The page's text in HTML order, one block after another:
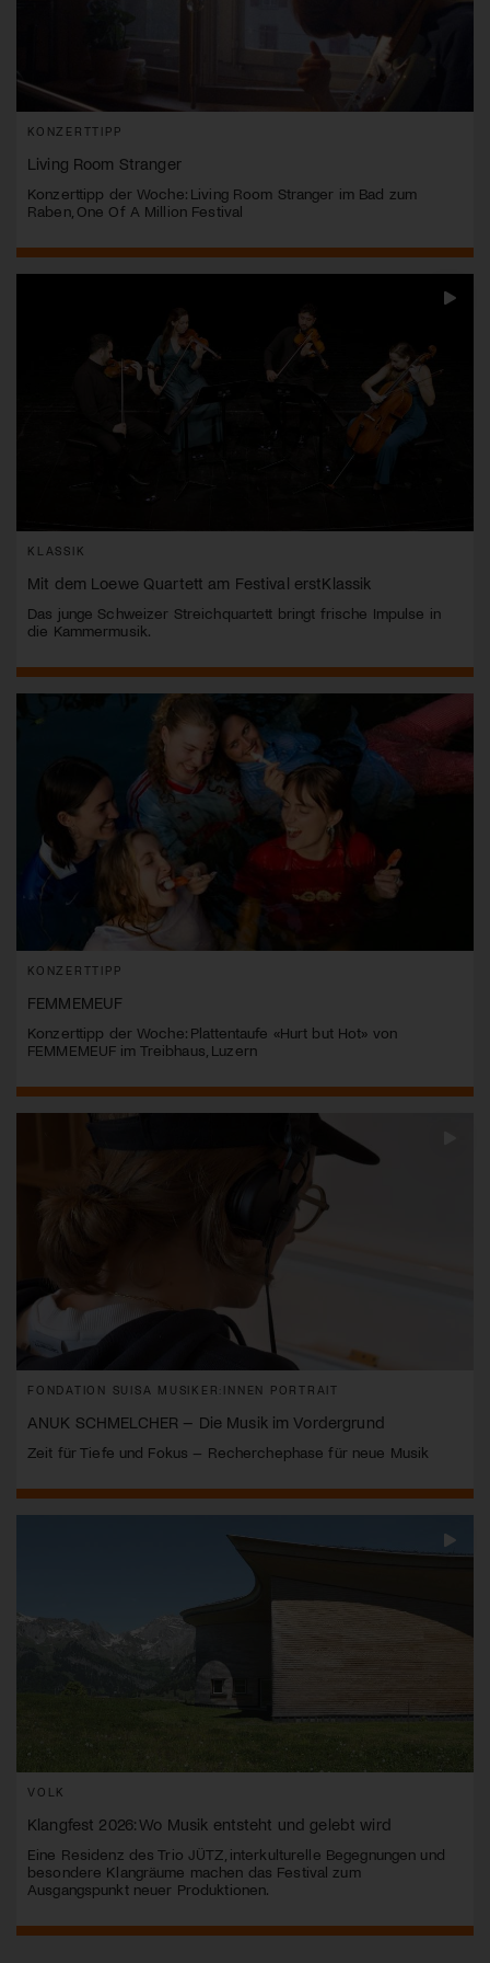
KONZERTTIPP
Living Room Stranger
Konzerttipp der Woche: Living Room Stranger im Bad zum
Raben, One Of A Million Festival
KLASSIK
Mit dem Loewe Quartett am Festival erstKlassik
Das junge Schweizer Streichquartett bringt frische Impulse in
die Kammermusik.
KONZERTTIPP
FEMMEMEUF
Konzerttipp der Woche: Plattentaufe «Hurt but Hot» von
FEMMEMEUF im Treibhaus, Luzern
FONDATION SUISA MUSIKER:INNEN PORTRAIT
ANUK SCHMELCHER – Die Musik im Vordergrund
Zeit für Tiefe und Fokus – Recherchephase für neue Musik
VOLK
Klangfest 2026: Wo Musik entsteht und gelebt wird
Eine Residenz des Trio JÜTZ, interkulturelle Begegnungen und
besondere Klangräume machen das Festival zum
Ausgangspunkt neuer Produktionen.